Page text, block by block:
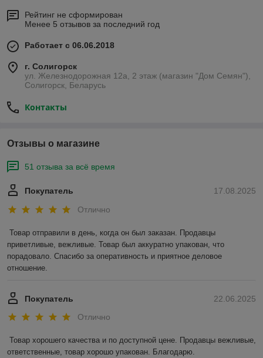
Рейтинг не сформирован
Менее 5 отзывов за последний год
Работает с 06.06.2018
г. Солигорск
ул. Железнодорожная 12а, 2 этаж (магазин "Дом Семян"),
Солигорск, Беларусь
Контакты
Отзывы о магазине
51 отзыва за всё время
17.08.2025
Покупатель
Отлично
Товар отправили в день, когда он был заказан. Продавцы
приветливые, вежливые. Товар был аккуратно упакован, что
порадовало. Спасибо за оперативность и приятное деловое
отношение.
22.06.2025
Покупатель
Отлично
Товар хорошего качества и по доступной цене. Продавцы вежливые,
ответственные, товар хорошо упакован. Благодарю.